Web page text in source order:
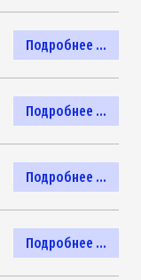
Подробнее ...
Подробнее ...
Подробнее ...
Подробнее ...